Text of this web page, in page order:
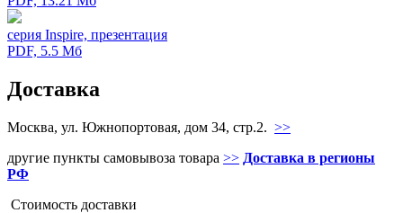
серия Inspire, презентация
PDF, 5.5 Мб
Доставка
Москва, ул. Южнопортовая, дом 34, стр.2. >>
другие пункты самовывоза товара >> Доставка в регионы
РФ
Стоимость доставки